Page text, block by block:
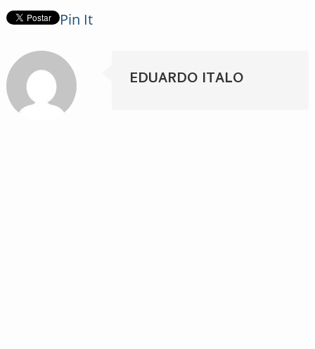
Pin It
EDUARDO ITALO